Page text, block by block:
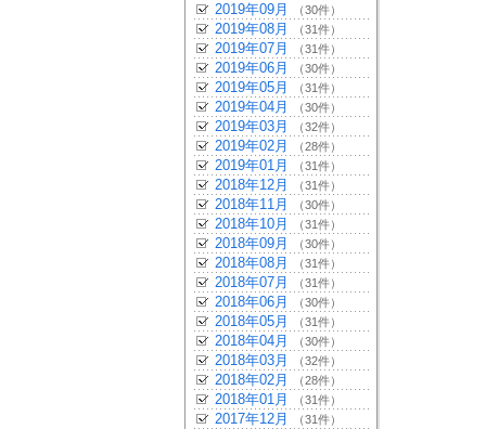
2019年09月 （30件）
2019年08月 （31件）
2019年07月 （31件）
2019年06月 （30件）
2019年05月 （31件）
2019年04月 （30件）
2019年03月 （32件）
2019年02月 （28件）
2019年01月 （31件）
2018年12月 （31件）
2018年11月 （30件）
2018年10月 （31件）
2018年09月 （30件）
2018年08月 （31件）
2018年07月 （31件）
2018年06月 （30件）
2018年05月 （31件）
2018年04月 （30件）
2018年03月 （32件）
2018年02月 （28件）
2018年01月 （31件）
2017年12月 （31件）